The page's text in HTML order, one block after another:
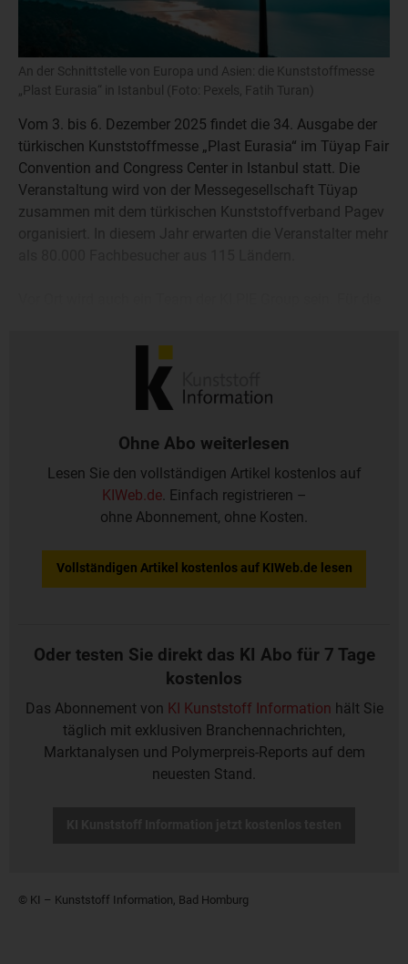
An der Schnittstelle von Europa und Asien: die Kunststoffmesse
„Plast Eurasia“ in Istanbul (Foto: Pexels, Fatih Turan)
Vom 3. bis 6. Dezember 2025 findet die 34. Ausgabe der
türkischen Kunststoffmesse „Plast Eurasia“ im Tüyap Fair
Convention and Congress Center in Istanbul statt. Die
Veranstaltung wird von der Messegesellschaft Tüyap
zusammen mit dem türkischen Kunststoffverband Pagev
organisiert. In diesem Jahr erwarten die Veranstalter mehr
Senior Market Analyst des KI-Preisteams, zur Verfügung:
Ohne Abo weiterlesen
Lesen Sie den vollständigen Artikel kostenlos auf
KIWeb.de. Einfach registrieren –
ohne Abonnement, ohne Kosten.
Vollständigen Artikel kostenlos auf KIWeb.de lesen
Oder testen Sie direkt das KI Abo für 7 Tage
kostenlos
Das Abonnement von KI Kunststoff Information hält Sie
täglich mit exklusiven Branchennachrichten,
Marktanalysen und Polymerpreis-Reports auf dem
neuesten Stand.
© KI – Kunststoff Information, Bad Homburg